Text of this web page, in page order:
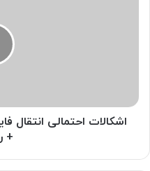
تاپ
راه
اشکالات احتمالی انتقال
+